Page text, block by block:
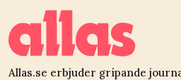
Allas.se erbjuder gripande